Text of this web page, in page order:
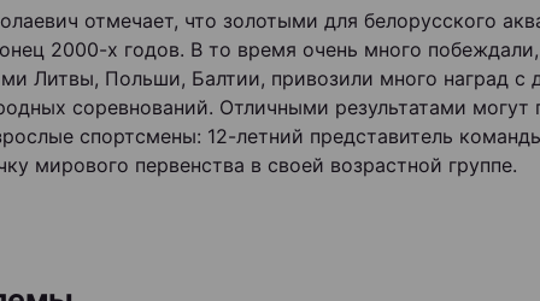
отмечает, что золотыми для белорусского
2000-х годов. В то время очень много
Литвы, Польши, Балтии, привозили много наград с
соревнований. Отличными результатами могут
спортсмены: 12-летний представитель
мирового первенства в своей возрастной группе.